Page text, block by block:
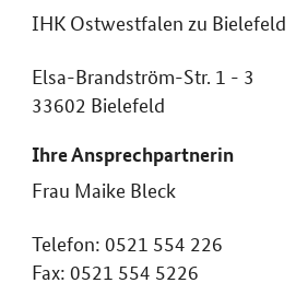
IHK Ostwestfalen zu Bielefeld
Elsa-Brandström-Str. 1 - 3
33602 Bielefeld
Ihre Ansprechpartnerin
Frau Maike Bleck
Telefon: 0521 554 226
Fax: 0521 554 5226